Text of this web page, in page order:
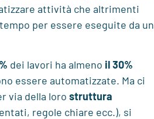
attività che altrimenti
per essere eseguite da un
dei lavori ha almeno il 30%
essere automatizzate. Ma ci
via della loro struttura
regole chiare ecc.), si